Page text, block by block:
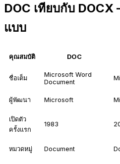
DOC เทียบกับ DOCX
แบบ
คุณสมบัติ DOC
ชื่อเต็ม
Microsoft Word
Document
ผู้พัฒนา Microsoft
เปิดตัว
ครั้งแรก
1983
หมวดหมู่ Document